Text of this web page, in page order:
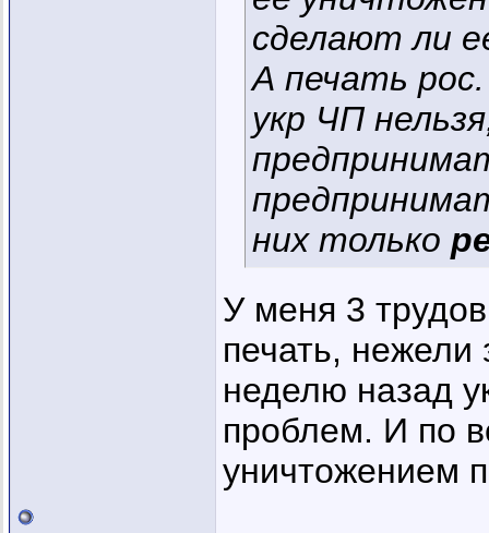
сделают ли
А печать
укр ЧП
них только
У меня 3
печать, нежели
неделю назад
проблем. И по
уничтожением